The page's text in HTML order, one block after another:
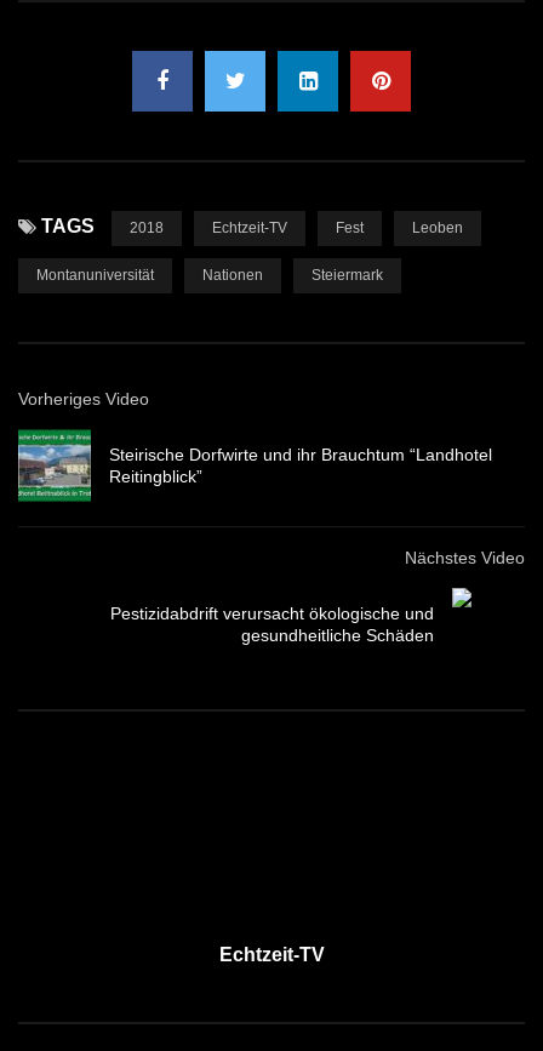
TAGS 2018 Echtzeit-TV Fest Leoben
Montanuniversität Nationen Steiermark
Vorheriges Video
Steirische Dorfwirte und ihr Brauchtum “Landhotel
Reitingblick”
Nächstes Video
Pestizidabdrift verursacht ökologische und
gesundheitliche Schäden
Echtzeit-TV